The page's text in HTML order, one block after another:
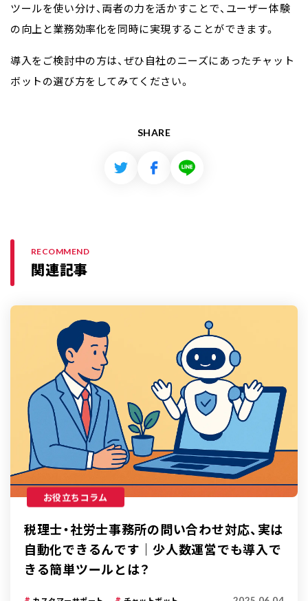
ツールを使い分け、両者の力を活かすことで、ユーザー体験
の向上と業務効率化を同時に実現することができます。
導入をご検討中の方は、ぜひ自社のニーズにあったチャット
ボットの選び方をしてみてください。
SHARE
RECOMMEND
関連記事
お役立ちコラム
税理士・社労士事務所の問い合わせ対応、実は
自動化できるんです｜少人数運営でも導入で
きる簡単ツールとは？